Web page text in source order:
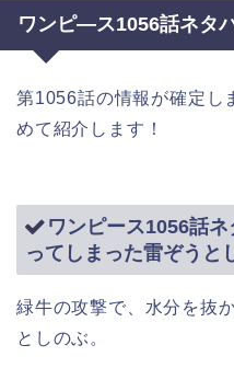
ワンピ―ス1056話ネタ
第1056話の情報が確定し
めて紹介します！
ワンピース1056話
ってしまった雷ぞうと
緑牛の攻撃で、水分を抜
としのぶ。